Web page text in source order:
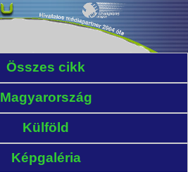
Összes cikk
Magyarország
Külföld
Képgaléria